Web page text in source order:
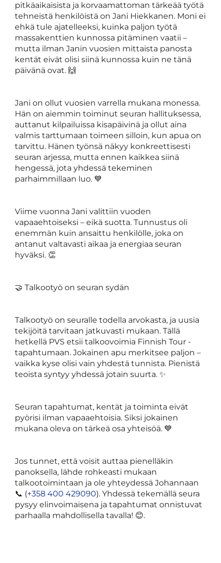
pitkäaikaisista ja korvaamattoman tärkeää työtä
tehneistä henkilöistä on Jani Hiekkanen. Moni ei
ehkä tule ajatelleeksi, kuinka paljon työtä
massakenttien kunnossa pitäminen vaatii –
mutta ilman Janin vuosien mittaista panosta
kentät eivät olisi siinä kunnossa kuin ne tänä
päivänä ovat. 🙌
Jani on ollut vuosien varrella mukana monessa.
Hän on aiemmin toiminut seuran hallituksessa,
auttanut kilpailuissa kisapäivinä ja ollut aina
valmis tarttumaan toimeen silloin, kun apua on
tarvittu. Hänen työnsä näkyy konkreettisesti
seuran arjessa, mutta ennen kaikkea siinä
hengessä, jota yhdessä tekeminen
parhaimmillaan luo. 💙
Viime vuonna Jani valittiin vuoden
vapaaehtoiseksi – eikä suotta. Tunnustus oli
enemmän kuin ansaittu henkilölle, joka on
antanut valtavasti aikaa ja energiaa seuran
hyväksi. 👏
🤝 Talkootyö on seuran sydän
Talkootyö on seuralle todella arvokasta, ja uusia
tekijöitä tarvitaan jatkuvasti mukaan. Tällä
hetkellä PVS etsii talkoovoimia Finnish Tour -
tapahtumaan. Jokainen apu merkitsee paljon –
vaikka kyse olisi vain yhdestä tunnista. Pienistä
teoista syntyy yhdessä jotain suurta. ✨
Seuran tapahtumat, kentät ja toiminta eivät
pyörisi ilman vapaaehtoisia. Siksi jokainen
mukana oleva on tärkeä osa yhteisöä. 💙
Jos tunnet, että voisit auttaa pienelläkin
panoksella, lähde rohkeasti mukaan
talkootoimintaan ja ole yhteydessä Johannaan
📞 (+358 400 429090). Yhdessä tekemällä seura
pysyy elinvoimaisena ja tapahtumat onnistuvat
parhaalla mahdollisella tavalla! 😊.